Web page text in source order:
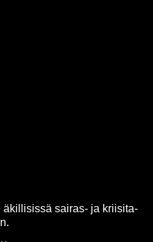
äkil­li­sis­sä sairas-​ ja krii­si­ta­